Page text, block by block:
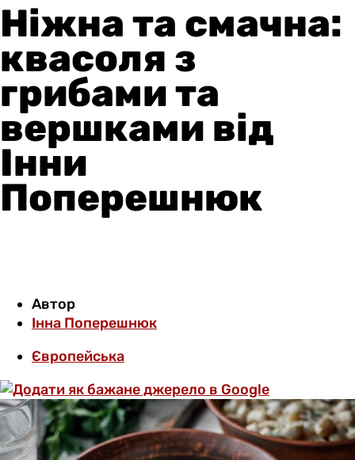
Ніжна та смачна:
квасоля з
грибами та
вершками від
Інни
Поперешнюк
Автор
Інна Поперешнюк
Європейська